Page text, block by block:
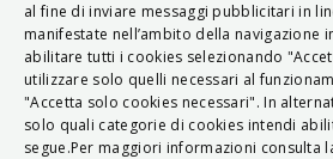
al fine di inviare messaggi pubblicitari in
manifestate nell’ambito della navigazione
abilitare tutti i cookies selezionando
utilizzare solo quelli necessari al
"Accetta solo cookies necessari". In
solo quali categorie di cookies intendi
segue.Per maggiori informazioni consulta